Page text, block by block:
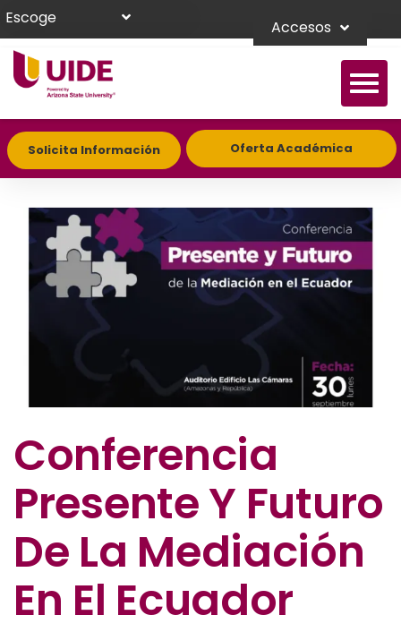
Escoge Accesos
Solicita Información Oferta Académica
Conferencia
Presente Y Futuro
De La Mediación
En El Ecuador